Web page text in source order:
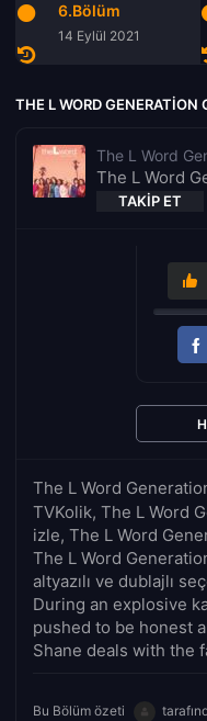
6.Bölüm
14 Eylül 2021
THE L WORD
The L Word
The L Word
TAKIP ET
The L Word
TVKolik, The L Word
izle, The L Word
The L Word
altyazılı ve dublajlı
During an explosive
pushed to be honest
Shane deals with the
Bu Bölüm özeti